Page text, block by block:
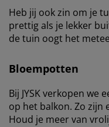
Heb jij ook zin om je
prettig als je lekker
de tuin oogt het
Bloempotten
Bij JYSK verkopen we
op het balkon. Zo zijn
Houd je meer van